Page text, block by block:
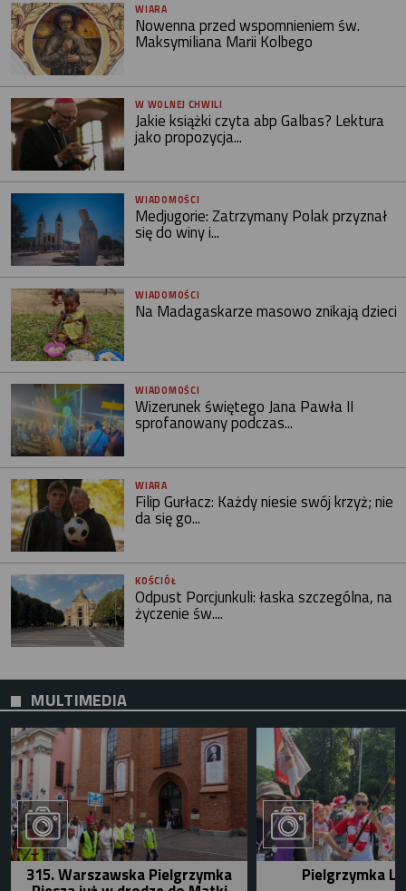
WIARA
Nowenna przed wspomnieniem św.
Maksymiliana Marii Kolbego
W WOLNEJ CHWILI
Jakie książki czyta abp Galbas? Lektura
jako propozycja...
WIADOMOŚCI
Medjugorie: Zatrzymany Polak przyznał
się do winy i...
WIADOMOŚCI
Na Madagaskarze masowo znikają dzieci
WIADOMOŚCI
Wizerunek świętego Jana Pawła II
sprofanowany podczas...
WIARA
Filip Gurłacz: Każdy niesie swój krzyż; nie
da się go...
KOŚCIÓŁ
Odpust Porcjunkuli: łaska szczególna, na
życzenie św....
MULTIMEDIA
315. Warszawska Pielgrzymka Pielgrzymka